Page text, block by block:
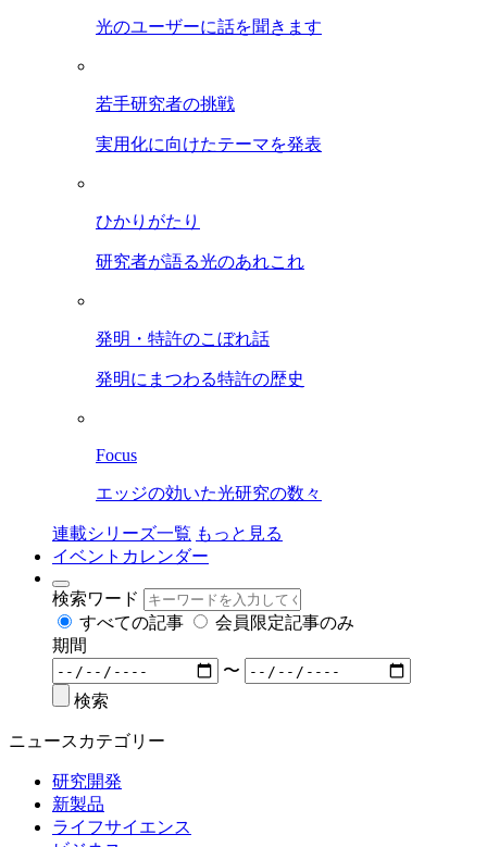
光のユーザーに話を聞きます
若手研究者の挑戦
実用化に向けたテーマを発表
ひかりがたり
研究者が語る光のあれこれ
発明・特許のこぼれ話
発明にまつわる特許の歴史
Focus
エッジの効いた光研究の数々
連載シリーズ一覧 もっと見る
イベントカレンダー
検索ワード
すべての記事
会員限定記事のみ
期間
〜
検索
ニュースカテゴリー
研究開発
新製品
ライフサイエンス